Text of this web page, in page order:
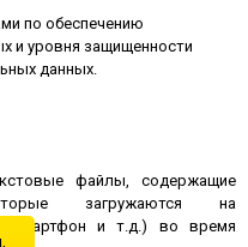
по обеспечению
и уровня защищенности
данных.
файлы, содержащие
загружаются на
смартфон и т.д.) во время